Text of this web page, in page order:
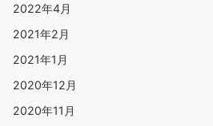
2022年4月
2021年2月
2021年1月
2020年12月
2020年11月